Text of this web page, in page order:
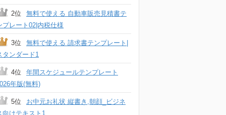
2位
無料で使える 自動車販売見積書テ
プレート02|内税仕様
3位
無料で使える 請求書テンプレート|
タンダード1
4位
年間スケジュールテンプレート
年版(無料)
5位
お中元お礼状 縦書き,朝顔_ビジネ
向けテキスト1